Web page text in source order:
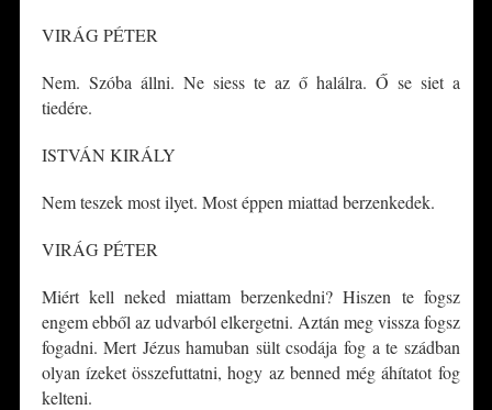
VIRÁG PÉTER
Nem. Szóba állni. Ne siess te az ő halálra. Ő se siet a
tiedére.
ISTVÁN KIRÁLY
Nem teszek most ilyet. Most éppen miattad berzenkedek.
VIRÁG PÉTER
Miért kell neked miattam berzenkedni? Hiszen te fogsz
engem ebből az udvarból elkergetni. Aztán meg vissza fogsz
fogadni. Mert Jézus hamuban sült csodája fog a te szádban
olyan ízeket összefuttatni, hogy az benned még áhítatot fog
kelteni.